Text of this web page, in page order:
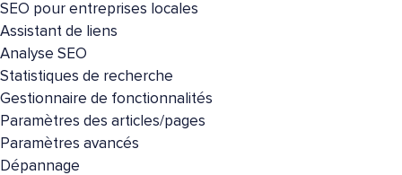
SEO pour entreprises locales
Assistant de liens
Analyse SEO
Statistiques de recherche
Gestionnaire de fonctionnalités
Paramètres des articles/pages
Paramètres avancés
Dépannage